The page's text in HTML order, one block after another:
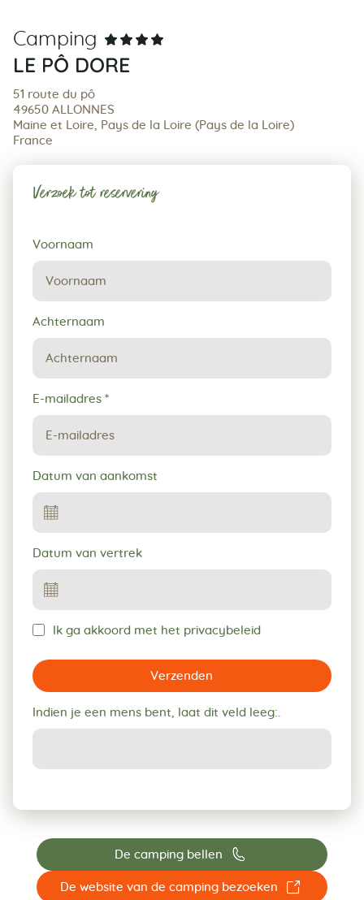
Camping
LE PÔ DORE
51 route du pô
49650 ALLONNES
Maine et Loire, Pays de la Loire (Pays de la Loire)
France
Verzoek tot reservering
Verzoek
tot
reservering
Voornaam
Achternaam
E-mailadres *
Datum van aankomst
Datum van vertrek
Ik ga akkoord met het privacybeleid
Verzenden
Indien je een mens bent, laat dit veld leeg:.
De camping bellen 📞
De website van de camping bezoeken ☐